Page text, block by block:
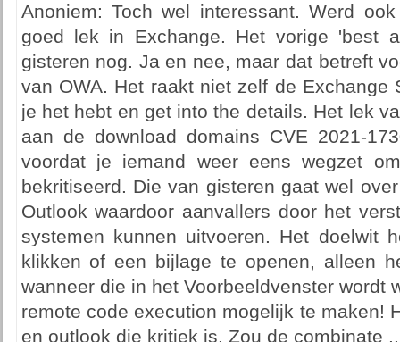
Anoniem: Toch wel interessant. Werd
goed lek in Exchange. Het vorige 'best
gisteren nog. Ja en nee, maar dat betreft
van OWA. Het raakt niet zelf de Exchange
je het hebt en get into the details. Het lek
aan de download domains CVE 2021-
voordat je iemand weer eens wegzet
bekritiseerd. Die van gisteren gaat wel
Outlook waardoor aanvallers door het
systemen kunnen uitvoeren. Het doelwit
klikken of een bijlage te openen, alleen
wanneer die in het Voorbeeldvenster wordt
remote code execution mogelijk te maken!
en outlook die kritiek is. Zou de combinate